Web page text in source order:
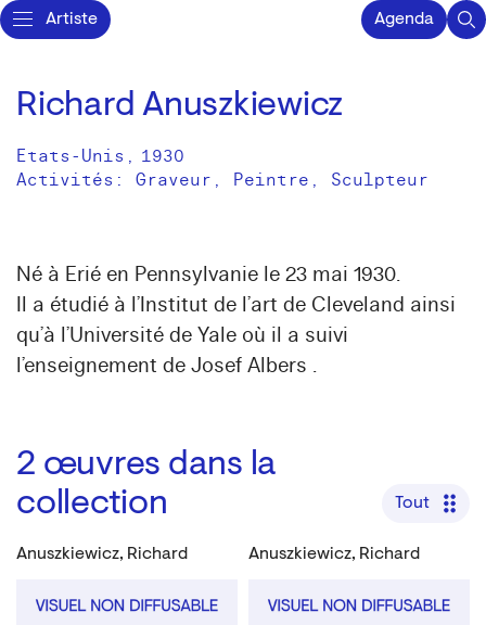
Artiste Agenda
Richard Anuszkiewicz
Etats-Unis , 1930
Activités: Graveur Peintre Sculpteur
Né à Erié en Pennsylvanie le 23 mai 1930.
Il a étudié à l’Institut de l’art de Cleveland ainsi
qu’à l’Université de Yale où il a suivi
l’enseignement de Josef Albers .
2 œuvres dans la
collection
Tout
Anuszkiewicz, Richard Anuszkiewicz, Richard